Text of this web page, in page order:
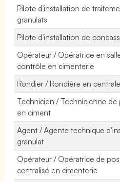
Pilote d'installation de
granulats
Pilote d'installation de
Opérateur / Opératrice en
contrôle en cimenterie
Rondier / Rondière en
Technicien / Technicienne de
en ciment
Agent / Agente technique
granulat
Opérateur / Opératrice de
centralisé en cimenterie